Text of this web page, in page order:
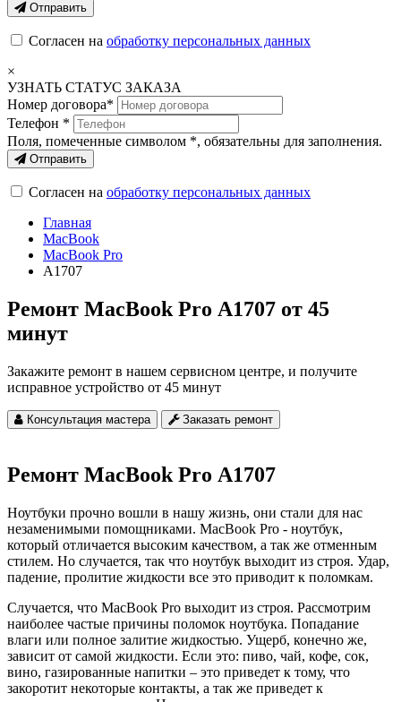
Отправить
Согласен на обработку персональных данных
×
УЗНАТЬ СТАТУС ЗАКАЗА
Номер договора*
Телефон *
Поля, помеченные символом *, обязательны для заполнения.
Отправить
Согласен на обработку персональных данных
Главная
MacBook
MacBook Pro
А1707
Ремонт MacBook Pro А1707 от 45
минут
Закажите ремонт в нашем сервисном центре, и получите
исправное устройство от 45 минут
Консультация мастера Заказать ремонт
Ремонт MacBook Pro А1707
Ноутбуки прочно вошли в нашу жизнь, они стали для нас
незаменимыми помощниками. MacBook Pro - ноутбук,
который отличается высоким качеством, а так же отменным
стилем. Но случается, так что ноутбук выходит из строя. Удар,
падение, пролитие жидкости все это приводит к поломкам.
Случается, что MacBook Pro выходит из строя. Рассмотрим
наиболее частые причины поломок ноутбука. Попадание
влаги или полное залитие жидкостью. Ущерб, конечно же,
зависит от самой жидкости. Если это: пиво, чай, кофе, сок,
вино, газированные напитки – это приведет к тому, что
закоротит некоторые контакты, а так же приведет к